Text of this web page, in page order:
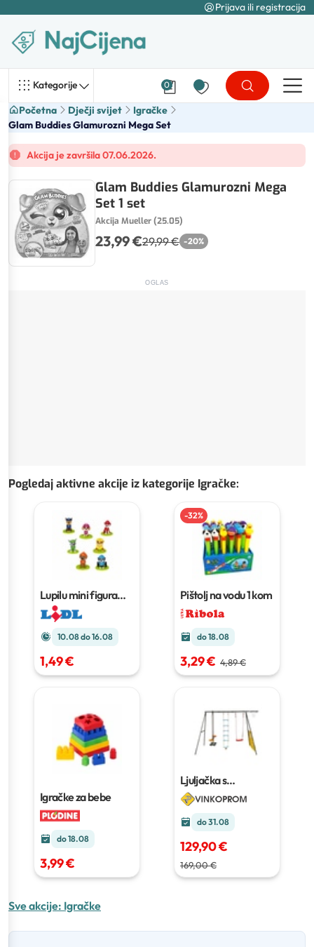
Prijava ili registracija
Kategorije 0
Početna Dječji svijet
Igračke
Glam Buddies Glamurozni Mega Set
Akcija je završila 07.06.2026.
Glam Buddies Glamurozni Mega
Set 1 set
Akcija Mueller (25.05)
23,99 €29,99 € -20%
OGLAS
Pogledaj aktivne akcije iz kategorije Igračke:
Lupilu mini figura
Komad
10.08 do 16.08
1,49 €
-32%
Pištolj na vodu1 kom
do 18.08
3,29 € 4,89 €
Igračke za bebe
do 18.08
3,99 €
Ljuljačka s
klackalicom 3 u 1
do 31.08
129,90 €
169,00 €
Sve akcije: Igračke